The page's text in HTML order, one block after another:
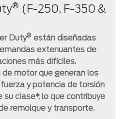
® (F-250, F-350 &
Duty® están diseñadas
extenuantes de
más difíciles.
motor que generan los
y ​​potencia de torsión
su clase*, lo que contribuye
remolque y transporte.